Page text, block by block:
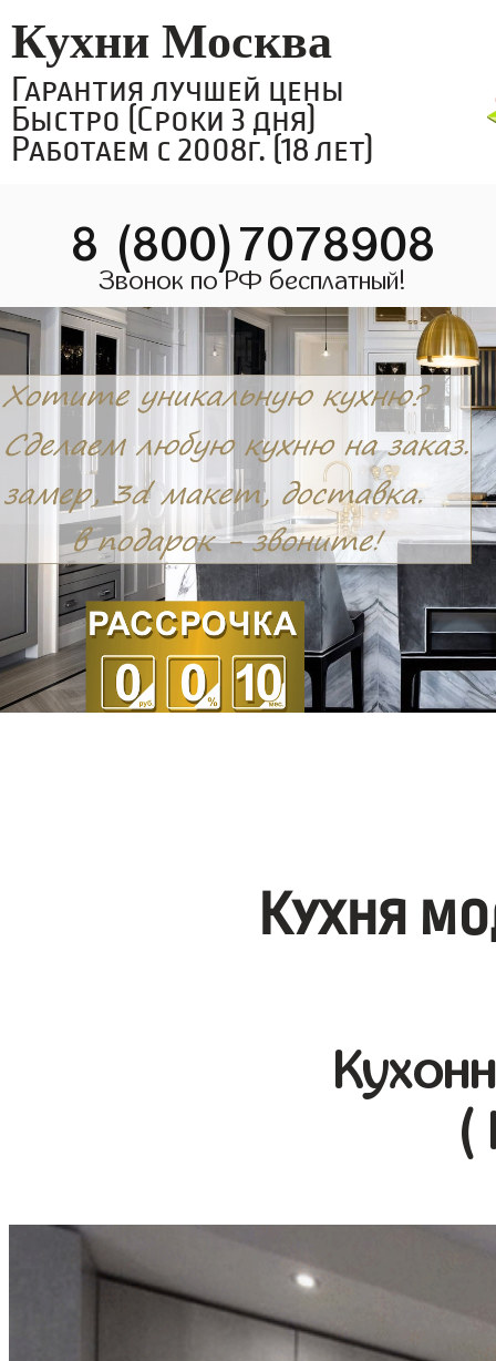
Кухни Москва
Гарантия лучшей цены
Быстро (Сроки 3 дня)
Работаем с 2008г. (18 лет)
8 (800)7078908
Звонок по РФ бесплатный!
Кухня
(